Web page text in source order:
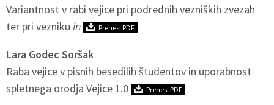
Variantnost v rabi vejice pri podrednih vezniških zvezah
ter pri vezniku in Prenesi PDF
Lara Godec Soršak
Raba vejice v pisnih besedilih študentov in uporabnost
spletnega orodja Vejice 1.0
Prenesi PDF